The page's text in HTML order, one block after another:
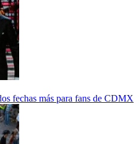
fechas más para fans de CDMX